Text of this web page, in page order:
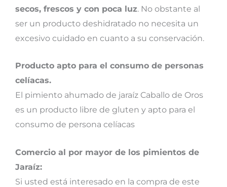
secos, frescos y con poca luz. No obstante al
ser un producto deshidratado no necesita un
excesivo cuidado en cuanto a su conservación.
Producto apto para el consumo de personas
celíacas.
El pimiento ahumado de jaraíz Caballo de Oros
es un producto libre de gluten y apto para el
consumo de persona celíacas
Comercio al por mayor de los pimientos de
Jaraíz:
Si usted está interesado en la compra de este